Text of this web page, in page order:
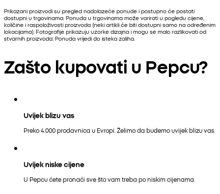
Prikazani proizvodi su pregled nadolazeće ponude i postupno će postati
dostupni u trgovinama. Ponuda u trgovinama može varirati u pogledu cijene,
količine i raspoloživosti proizvoda (neki artikli će biti dostupni samo na određenim
lokacijama). Fotografije prikazuju uzorke dizajna i mogu se malo razlikovati od
stvarnih proizvoda. Ponuda vrijedi do isteka zaliha.
Zašto kupovati u Pepcu?
Uvijek blizu vas
Preko 4.000 prodavnica u Evropi. Želimo da budemo uvijek blizu vas.
Uvijek niske cijene
U Pepcu ćete pronaći sve što vam treba po niskim cijenama.